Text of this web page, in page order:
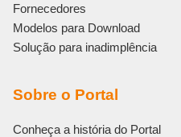
Fornecedores
Modelos para Download
Solução para inadimplência
Sobre o Portal
Conheça a história do Portal